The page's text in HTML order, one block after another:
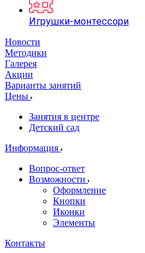
Игрушки-монтессори
Новости
Методики
Галерея
Акции
Варианты занятий
Цены
Занятия в центре
Детский сад
Информация
Вопрос-ответ
Возможности
Оформление
Кнопки
Иконки
Элементы
Контакты